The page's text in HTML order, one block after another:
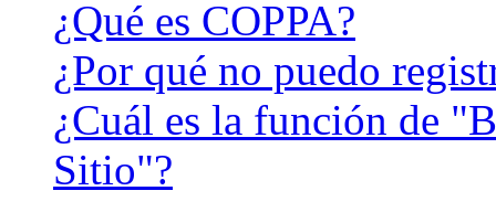
¿Qué es COPPA?
¿Por qué no puedo
¿Cuál es la función de
Sitio"?